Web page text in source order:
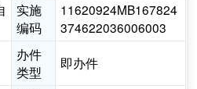
实施
编码
11620924MB167824
374622036006003
办件
类型
即办件